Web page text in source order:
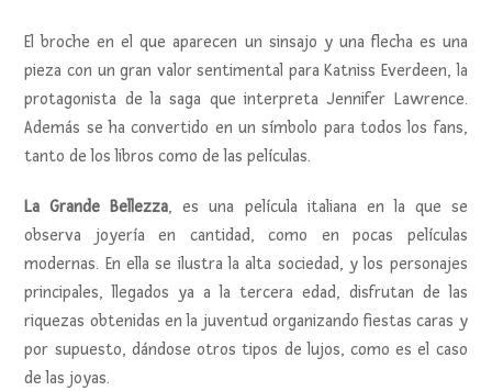
El broche en el que aparecen un sinsajo y una flecha es una
pieza con un gran valor sentimental para Katniss Everdeen, la
protagonista de la saga que interpreta Jennifer Lawrence.
Además se ha convertido en un símbolo para todos los fans,
tanto de los libros como de las películas.
La Grande Bellezza, es una película italiana en la que se
observa joyería en cantidad, como en pocas películas
modernas. En ella se ilustra la alta sociedad, y los personajes
principales, llegados ya a la tercera edad, disfrutan de las
riquezas obtenidas en la juventud organizando fiestas caras y
por supuesto, dándose otros tipos de lujos, como es el caso
de las joyas.